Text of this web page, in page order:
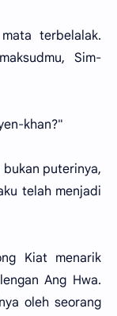
terbelalak.
Sim-
khan?"
bukan puterinya,
telah menjadi
Kiat menarik
Ang Hwa.
oleh seorang